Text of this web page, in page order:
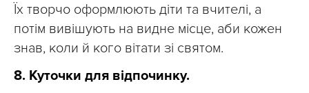
Їх творчо оформлюють діти та вчителі, а
потім вивішують на видне місце, аби кожен
знав, коли й кого вітати зі святом.
8. Куточки для відпочинку.